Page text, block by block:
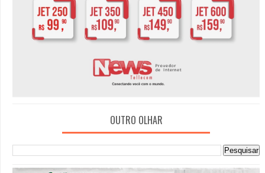
OUTRO OLHAR